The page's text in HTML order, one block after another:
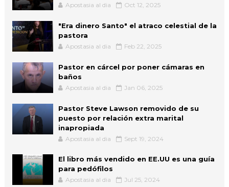
Apostasia al dia Oct 12, 2025
"Era dinero Santo" el atraco celestial de la
pastora
Apostasia al dia Feb 22, 2025
Pastor en cárcel por poner cámaras en
baños
Apostasia al dia Jan 06, 2025
Pastor Steve Lawson removido de su
puesto por relación extra marital
inapropiada
Apostasia al dia Sept 19, 2024
El libro más vendido en EE.UU es una guía
para pedófilos
Apostasia al dia Jul 25, 2024